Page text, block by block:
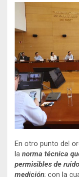
En otro punto del
la norma técnica
permisibles de
medición; con la